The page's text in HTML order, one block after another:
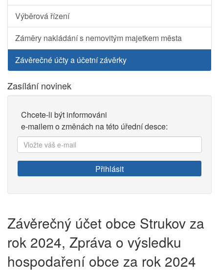
Výběrová řízení
Záměry nakládání s nemovitým majetkem města
Závěrečné účty a účetní závěrky
Zasílání novinek
Chcete-li být informováni
e-mailem o změnách na této úřední desce:
Vložte
váš
e-
mail:
Přihlásit
Závěrečný účet obce Strukov za
rok 2024, Zpráva o výsledku
hospodaření obce za rok 2024